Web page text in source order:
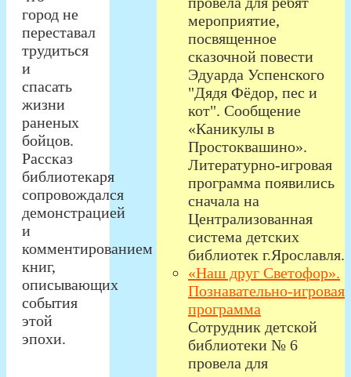
город не
переставал
трудиться
и
спасать
жизни
раненых
бойцов.
Рассказ
библиотекаря
сопровождался
демонстрацией
и
комментированием
книг,
описывающих
события
этой
эпохи.
мероприятие,
посвященное
сказочной повести
Эдуарда Успенского
"Дядя Фёдор, пес и
кот". Сообщение
«Каникулы в
Простоквашино».
Литературно-игровая
программа появились
сначала на
Централизованная
система детских
библиотек г.Ярославля.
«Наш друг Светофор».
Познавательно-игровая
программа
Сотрудник детской
библиотеки № 6
провела для